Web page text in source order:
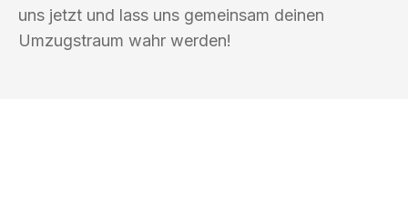
uns jetzt und lass uns gemeinsam deinen
Umzugstraum wahr werden!